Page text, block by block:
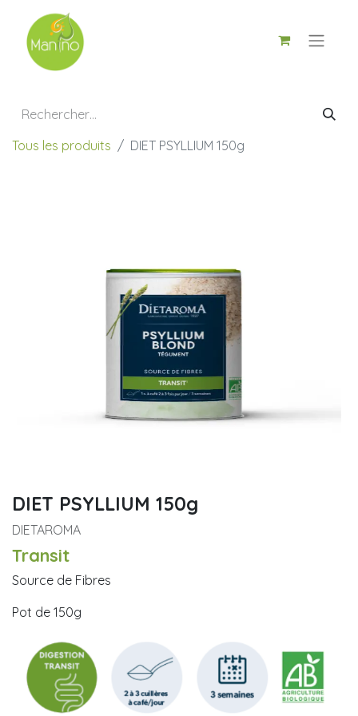
Tous les produits DIET PSYLLIUM 150g
DIET PSYLLIUM 150g
DIETAROMA
Transit
Source de Fibres
Pot de 150g